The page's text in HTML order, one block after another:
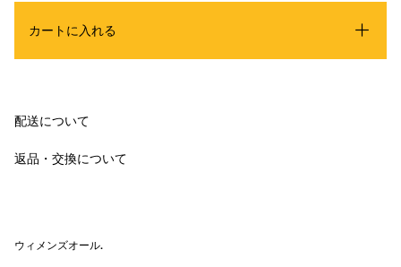
カートに入れる
配送について
返品・交換について
ウィメンズオール.